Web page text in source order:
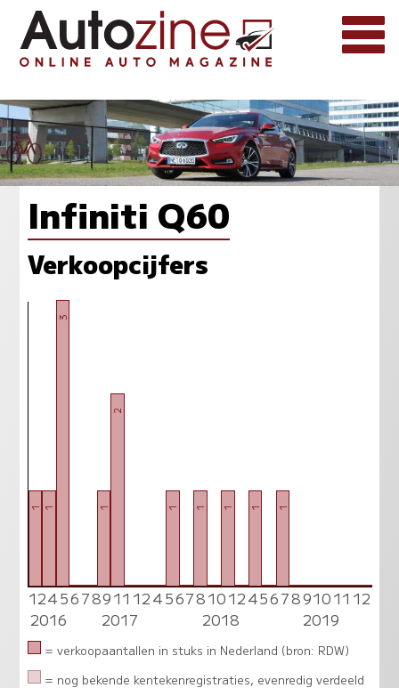
Infiniti Q60
Verkoopcijfers
1 1
3
0 0
1
2
0 0
1
0
1
0
1
0
1
0
1
0 0 0 0
1245678911 124567810124567891011 12
2016
2017 2018 2019
= verkoopaantallen in stuks in Nederland (bron: RDW)
= nog bekende kentekenregistraties, evenredig verdeeld